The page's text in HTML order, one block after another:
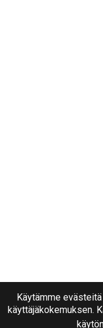
Käytämme
käyttäjäkokemuksen.